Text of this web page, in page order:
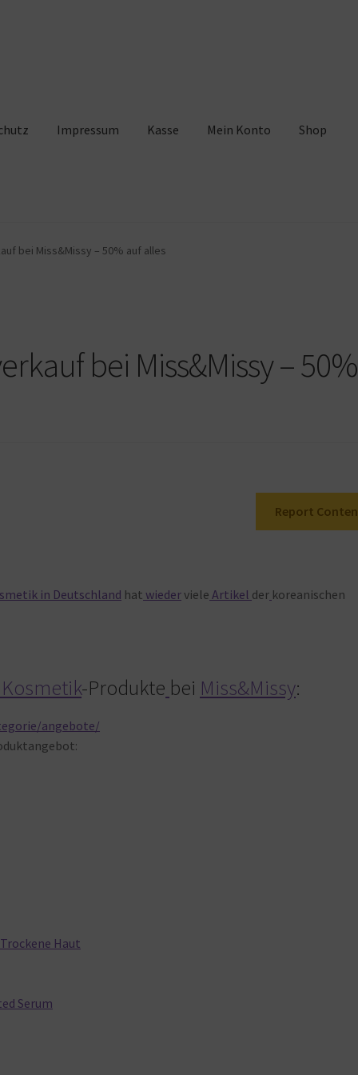
Impressum Kasse Mein Konto Shop
Kasse Mein Konto Shop
bei Miss&Missy – 50% auf alles
bei Miss&Missy – 50%
Report
in Deutschland hat wiederviele Artikel der koreanischen
-Produkte bei Miss&Missy:
angebote/
Haut
Serum